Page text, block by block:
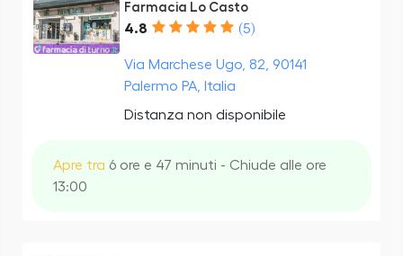
Farmacia Lo Casto
4.8 (5)
Via Marchese Ugo, 82, 90141
Palermo PA, Italia
Distanza non disponibile
Apre tra 6 ore e 47 minuti - Chiude alle ore
13:00